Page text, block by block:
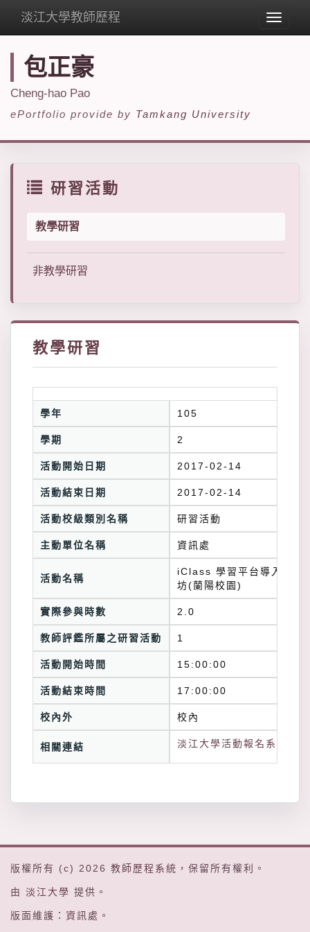
Toggle
淡江大學教師歷程
包正豪
Cheng-hao Pao
ePortfolio provide by Tamkang University
研習活動
教學研習
非教學研習
教學研習
學年 105
學期 2
活動開始日期 2017-02-14
活動結束日期 2017-02-14
活動校級類別名稱 研習活動
主動單位名稱 資訊處
活動名稱
iClass 學習平台導入工作
坊(蘭陽校園)
實際參與時數 2.0
教師評鑑所屬之研習活動 1
活動開始時間 15:00:00
活動結束時間 17:00:00
校內外 校內
相關連結 淡江大學活動報名系統連結
版權所有 (c) 2026 教師歷程系統 ，保留所有權利。
由 淡江大學 提供。
版面維護： 資訊處 。